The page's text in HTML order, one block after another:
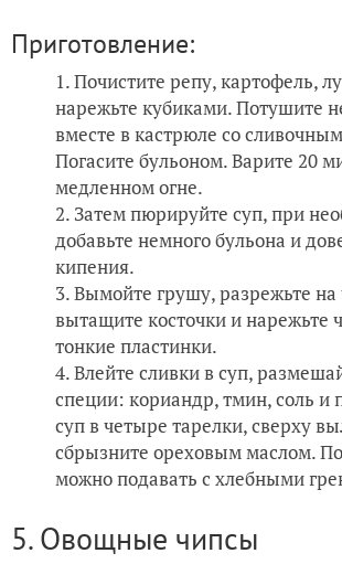
Приготовление:
Почистите репу, картофель,
нарежьте кубиками. Потушите
вместе в кастрюле со
Погасите бульоном. Варите 20
медленном огне.
Затем пюрируйте суп, при
добавьте немного бульона и
кипения.
Вымойте грушу, разрежьте на
вытащите косточки и нарежьте
тонкие пластинки.
Влейте сливки в суп,
специи: кориандр, тмин, соль и
суп в четыре тарелки, сверху
сбрызните ореховым маслом.
можно подавать с хлебными
5. Овощные чипсы